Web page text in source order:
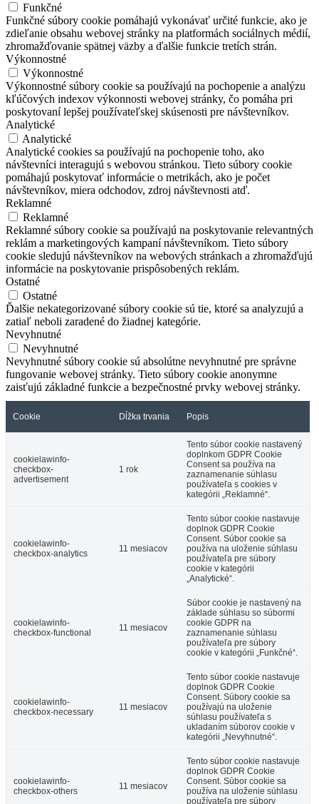
Funkčné
Funkčné súbory cookie pomáhajú vykonávať určité funkcie, ako je
zdieľanie obsahu webovej stránky na platformách sociálnych médií,
zhromažďovanie spätnej väzby a ďalšie funkcie tretích strán.
Výkonnostné
Výkonnostné
Výkonnostné súbory cookie sa používajú na pochopenie a analýzu
kľúčových indexov výkonnosti webovej stránky, čo pomáha pri
poskytovaní lepšej používateľskej skúsenosti pre návštevníkov.
Analytické
Analytické
Analytické cookies sa používajú na pochopenie toho, ako
návštevníci interagujú s webovou stránkou. Tieto súbory cookie
pomáhajú poskytovať informácie o metrikách, ako je počet
návštevníkov, miera odchodov, zdroj návštevnosti atď.
Reklamné
Reklamné
Reklamné súbory cookie sa používajú na poskytovanie relevantných
reklám a marketingových kampaní návštevníkom. Tieto súbory
cookie sledujú návštevníkov na webových stránkach a zhromažďujú
informácie na poskytovanie prispôsobených reklám.
Ostatné
Ostatné
Ďalšie nekategorizované súbory cookie sú tie, ktoré sa analyzujú a
zatiaľ neboli zaradené do žiadnej kategórie.
Nevyhnutné
Nevyhnutné
Nevyhnutné súbory cookie sú absolútne nevyhnutné pre správne
fungovanie webovej stránky. Tieto súbory cookie anonymne
zaisťujú základné funkcie a bezpečnostné prvky webovej stránky.
Cookie Dĺžka trvania Popis
cookielawinfo-
checkbox-
advertisement
1 rok
Tento súbor cookie nastavený
doplnkom GDPR Cookie
Consent sa používa na
zaznamenanie súhlasu
používateľa s cookies v
kategórii „Reklamné“.
cookielawinfo-
checkbox-analytics
11 mesiacov
Tento súbor cookie nastavuje
doplnok GDPR Cookie
Consent. Súbor cookie sa
používa na uloženie súhlasu
používateľa pre súbory
cookie v kategórii
„Analytické“.
cookielawinfo-
checkbox-functional
11 mesiacov
Súbor cookie je nastavený na
základe súhlasu so súbormi
cookie GDPR na
zaznamenanie súhlasu
používateľa pre súbory
cookie v kategórii „Funkčné“.
cookielawinfo-
checkbox-necessary
11 mesiacov
Tento súbor cookie nastavuje
doplnok GDPR Cookie
Consent. Súbory cookie sa
používajú na uloženie
súhlasu používateľa s
ukladaním súborov cookie v
kategórii „Nevyhnutné“.
cookielawinfo-
checkbox-others
11 mesiacov
Tento súbor cookie nastavuje
doplnok GDPR Cookie
Consent. Súbor cookie sa
používa na uloženie súhlasu
používateľa pre súbory